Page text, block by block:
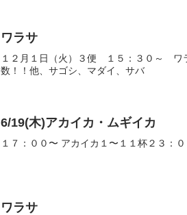
ワラサ
１２月１日（火）３便 １５：３０～ ワ
数！！他、サゴシ、マダイ、サバ
6/19(木)アカイカ・ムギイカ
１７：００〜 アカイカ１〜１１杯２３：
ワラサ